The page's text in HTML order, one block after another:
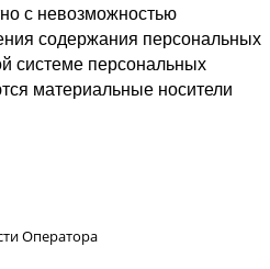
с невозможностью
содержания персональных
системе персональных
материальные носители
Оператора